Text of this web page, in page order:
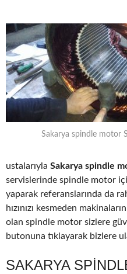
Sakarya spindle motor
ustalarıyla Sakarya spindle
servislerinde spindle motor
yaparak referanslarında da
hızınızı kesmeden
olan spindle motor sizlere
butonuna tıklayarak bizlere
SAKARYA